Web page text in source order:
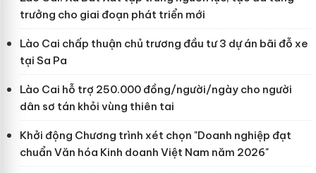
trưởng cho giai đoạn phát triển mới
Lào Cai chấp thuận chủ trương đầu tư 3 dự án bãi đỗ xe
tại Sa Pa
Lào Cai hỗ trợ 250.000 đồng/người/ngày cho người
dân sơ tán khỏi vùng thiên tai
Khởi động Chương trình xét chọn "Doanh nghiệp đạt
chuẩn Văn hóa Kinh doanh Việt Nam năm 2026"